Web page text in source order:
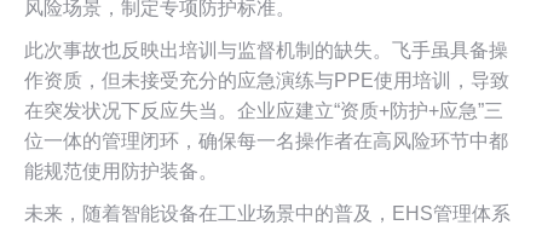
风险场景，制定专项防护标准。
此次事故也反映出培训与监督机制的缺失。飞手虽具备操
作资质，但未接受充分的应急演练与PPE使用培训，导致
在突发状况下反应失当。企业应建立“资质+防护+应急”三
位一体的管理闭环，确保每一名操作者在高风险环节中都
能规范使用防护装备。
未来，随着智能设备在工业场景中的普及，EHS管理体系